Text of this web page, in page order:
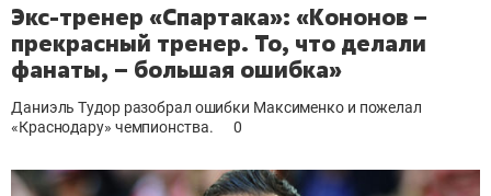
Экс-тренер «Спартака»: «Кононов –
прекрасный тренер. То, что делали
фанаты, – большая ошибка»
Даниэль Тудор разобрал ошибки Максименко и пожелал
«Краснодару» чемпионства.
0